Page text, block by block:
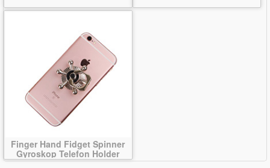
Finger Hand Fidget Spinner
Gyroskop Telefon Holder